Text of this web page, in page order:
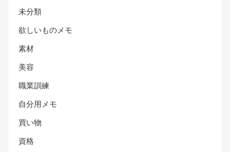
未分類
欲しいものメモ
素材
美容
職業訓練
自分用メモ
買い物
資格